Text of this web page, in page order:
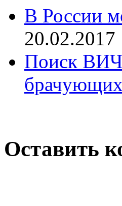
В России
20.02.2017
Поиск
Оставить